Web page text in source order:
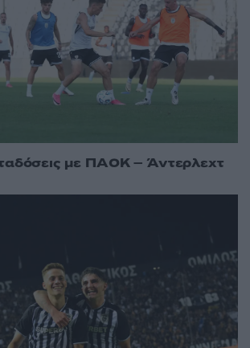
με ΠΑΟΚ – Άντερλεχτ